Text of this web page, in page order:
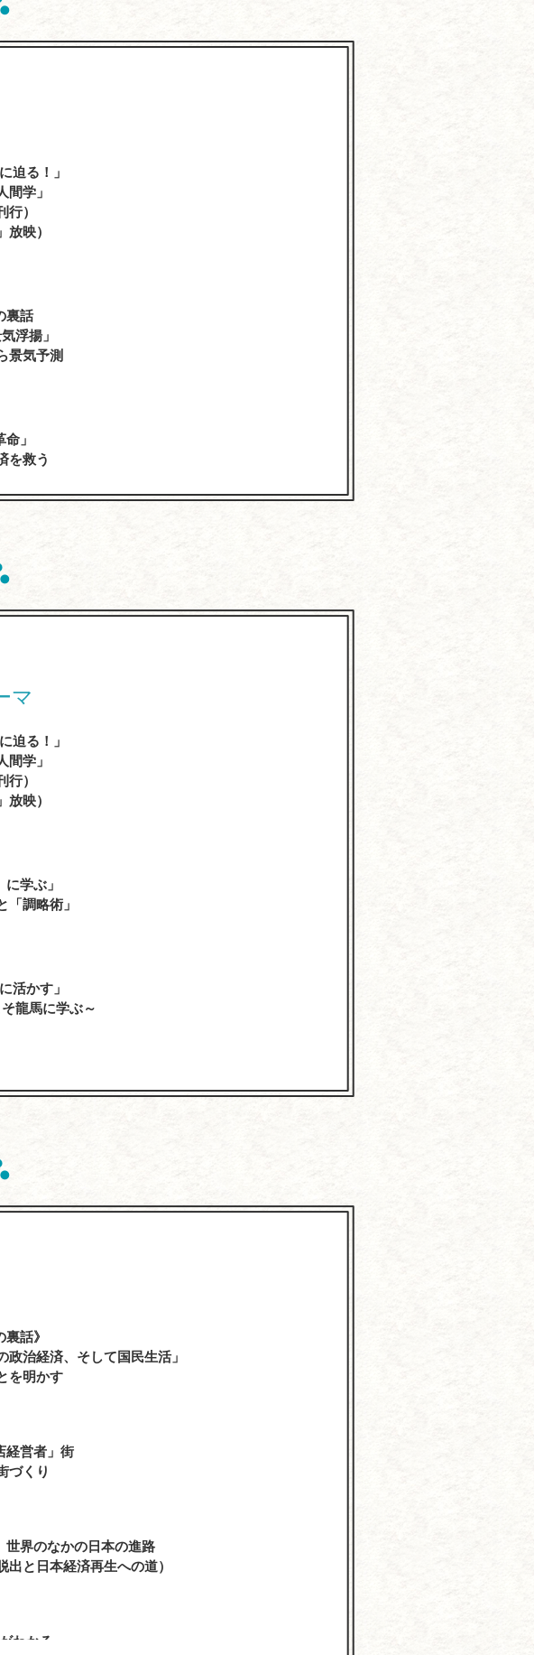
迫る！」
間学」
行）
放映）
裏話
浮揚」
景気予測
」
を救う
経営に生かす
マ
迫る！」
間学」
行）
放映）
学ぶ」
「調略術」
活かす」
龍馬に学ぶ～
が求めらている
」の兵法に学ぶ経営学
）
き方
力・女の智慧
経営学
スに生かす
話》
政治経済、そして国民生活」
を明かす
経営者」街
づくり
世界のなかの日本の進路
と日本経済再生への道）
わかる